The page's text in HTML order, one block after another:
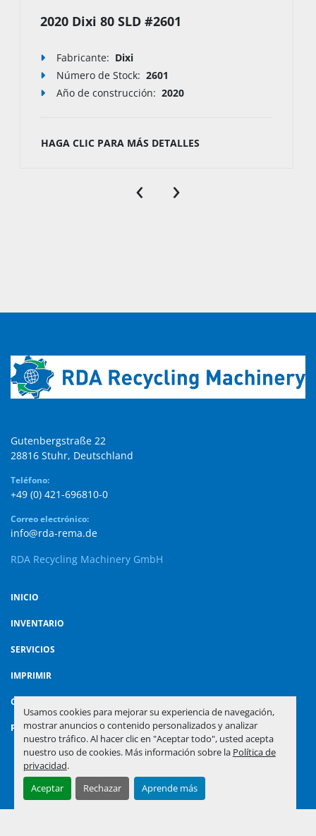
Usamos cookies para mejorar su experiencia de navegación,
mostrar anuncios o contenido personalizados y analizar
nuestro tráfico. Al hacer clic en "Aceptar todo", usted acepta
nuestro uso de cookies. Más información sobre la Política de
privacidad.
Aceptar
Rechazar Aprende más
2020 Dixi 80 SLD #2601
Fabricante: Dixi
Número de Stock: 2601
Año de construcción: 2020
HAGA CLIC PARA MÁS DETALLES
‹ ›
Gutenbergstraße 22
28816 Stuhr, Deutschland
Teléfono:
+49 (0) 421-696810-0
Correo electrónico:
info@rda-rema.de
RDA Recycling Machinery GmbH
INICIO
INVENTARIO
SERVICIOS
IMPRIMIR
CONTACTO
POLÍTICA DE PRIVACIDAD